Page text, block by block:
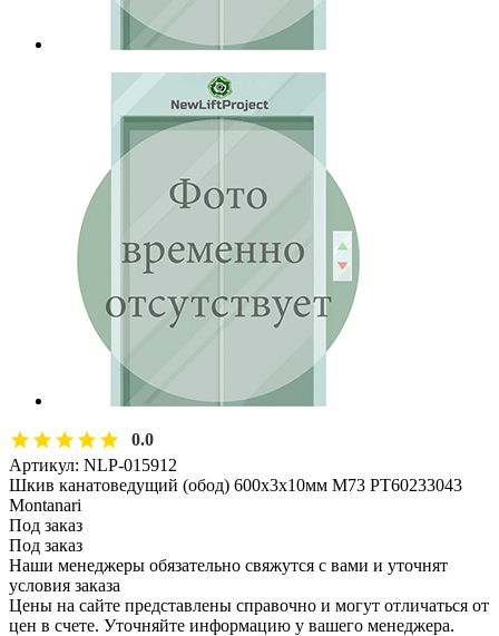
0.0
Артикул: NLP-015912
Шкив канатоведущий (обод) 600х3х10мм M73 PT60233043
Montanari
Под заказ
Под заказ
Наши менеджеры обязательно свяжутся с вами и уточнят
условия заказа
Цены на сайте представлены справочно и могут отличаться от
цен в счете. Уточняйте информацию у вашего менеджера.